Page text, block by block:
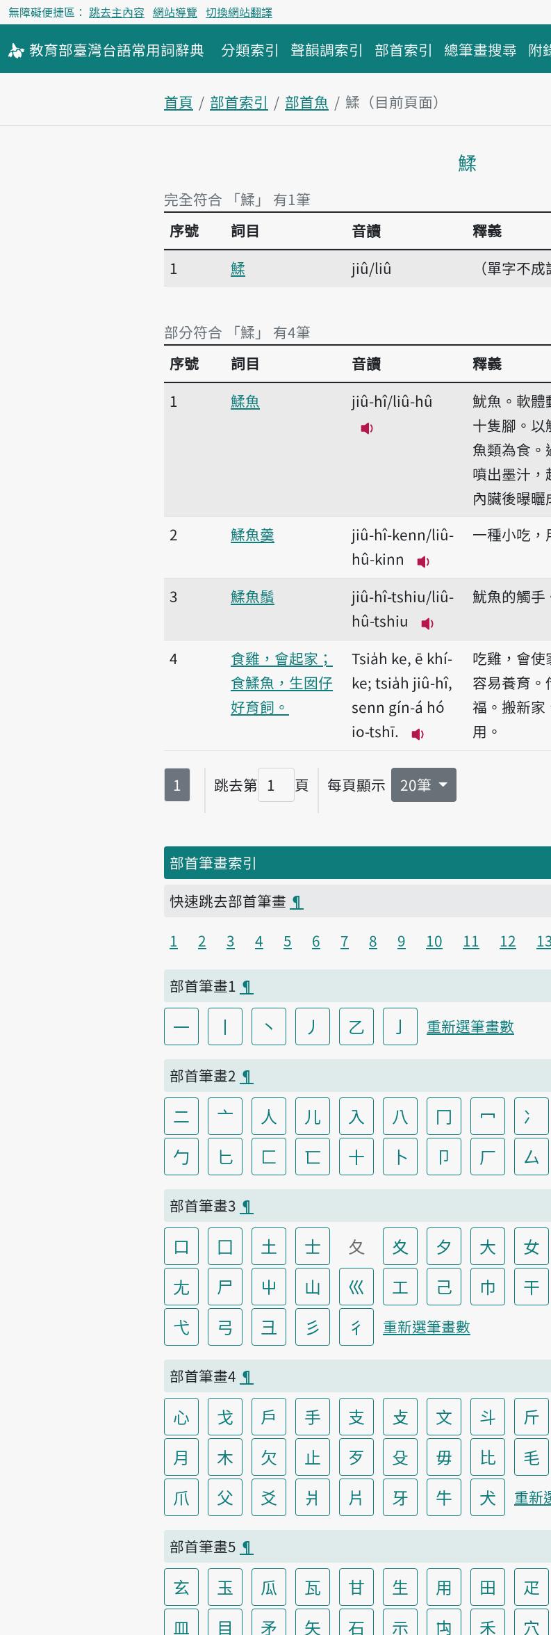
無障礙便捷區： 跳去主內容 網站導覽 切換網站翻譯
教育部臺灣台語常用詞辭典 分類索引 聲韻調索引 部首索引 總筆畫搜尋 附
首頁 部首索引 部首魚
鰇（目前頁面）
鰇
完全符合 「鰇」 有1筆
完全符合 「鰇」 有1筆
序號 詞目 音讀
釋義
1
鰇 jiû/liû （單字不
部分符合 「鰇」 有4筆
部分符合 「鰇」 有4筆
序號 詞目 音讀
釋義
1
鰇魚 jiû-hî/liû-hû
播放音讀jiû-hî/liû-hû
魷魚。軟
十隻腳。以
魚類為食
噴出墨汁
內臟後曝曬
2
鰇魚羹
jiû-hî-kenn/liû-
hû-kinn
播放音讀jiû-hî-
一種小吃，
3 鰇魚鬚
jiû-hî-tshiu/liû-
hû-tshiu
播放音讀jiû-hî-
魷魚的觸手
4
食雞，會起家；
食鰇魚，生囡仔
好育飼。
Tsia̍h ke, ē khí-
ke; tsia̍h jiû-hî,
senn gín-á hó
io-tshī.
播放音讀Tsia̍h ke,
吃雞，會
容易養育
福。搬新家
用。
第
1 跳去第
頁碼
頁 每頁顯示 20筆
部首筆畫索引
快速跳去部首筆畫 ¶
1
2 3 4 5 6 7 8 9 10 11 12
部首筆畫1 ¶
一 丨 丶 丿 乙 亅 重新選筆畫數
部首筆畫2 ¶
二 亠 人 儿 入 八 冂 冖 冫
勹
匕 匚 匸 十 卜 卩 厂 厶
部首筆畫3 ¶
口 囗 土 士 夂 夊 夕 大 女
尢
尸 屮 山 巛 工 己 巾 干
弋
弓 彐 彡 彳 重新選筆畫數
部首筆畫4 ¶
心 戈 戶 手 支 攴 文 斗 斤
月
木 欠 止 歹 殳 毋 比 毛
爪
父 爻 爿 片 牙 牛 犬 重新
部首筆畫5 ¶
玄 玉 瓜 瓦 甘 生 用 田 疋
皿
目 矛 矢 石 示 禸 禾 穴